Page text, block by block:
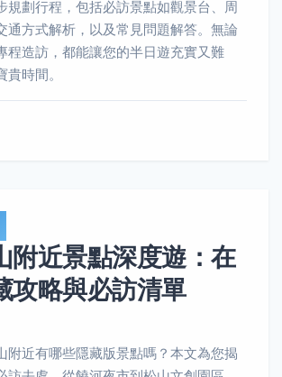
規劃行程，包括必訪景點如觀景台、周
通方式解析，以及常見問題解答。無論
程造訪，都能讓您的半日遊充實又難
時間。
附近景點深度遊：在
攻略與必訪清單
附近有哪些隱藏版景點嗎？本文為您揭